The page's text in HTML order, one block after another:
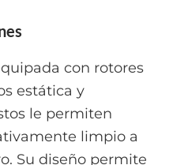
con rotores
estática y
le permiten
limpio a
Su diseño permite